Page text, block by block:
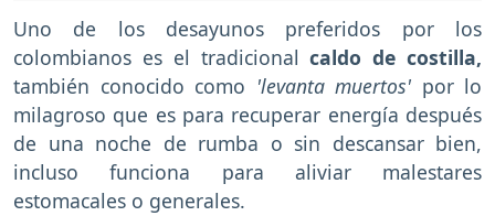
Uno de los desayunos preferidos por los
colombianos es el tradicionalcaldo de costilla,
también conocido como 'levanta muertos' por lo
milagroso que es para recuperar energía después
de una noche de rumba o sin descansar bien,
incluso funciona para aliviar malestares
estomacales o generales.